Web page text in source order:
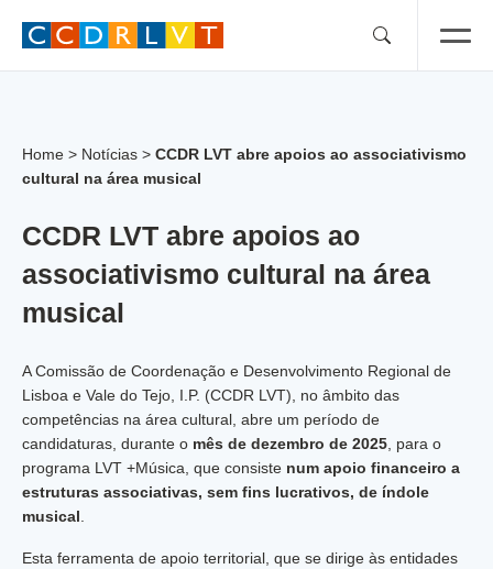
Home > Notícias > CCDR LVT abre apoios ao associativismo
cultural na área musical
CCDR LVT abre apoios ao
associativismo cultural na área
musical
A Comissão de Coordenação e Desenvolvimento Regional de
Lisboa e Vale do Tejo, I.P. (CCDR LVT), no âmbito das
competências na área cultural, abre um período de
candidaturas, durante o mês de dezembro de 2025 , para o
programa LVT +Música, que consiste num apoio financeiro a
estruturas associativas, sem fins lucrativos, de índole
musical
Esta ferramenta de apoio territorial, que se dirige às entidades